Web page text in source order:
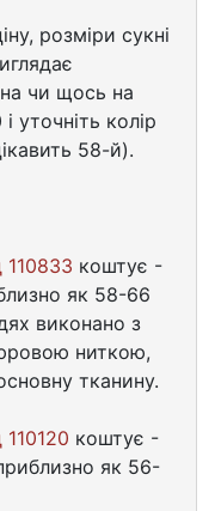
розміри сукні
чи щось на
уточніть колір
58-й).
коштує -
як 58-66
виконано з
ниткою,
тканину.
коштує -
як 56-